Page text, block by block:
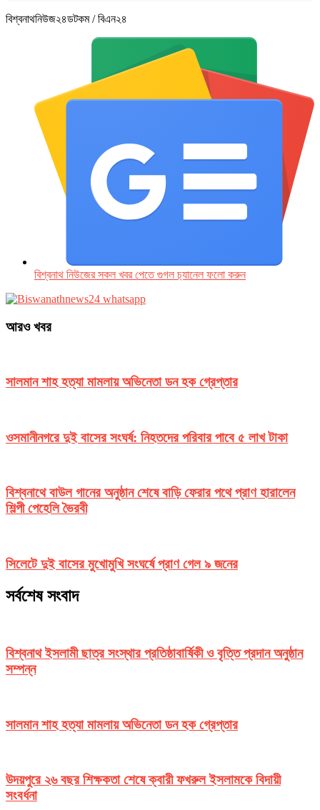
বিশ্বনাথনিউজ২৪ডটকম / বিএন২৪
বিশ্বনাথ নিউজের সকল খবর পেতে গুগল চ‌্যানেল ফলো করুন
আরও খবর
সালমান শাহ হত্যা মামলায় অভিনেতা ডন হক গ্রেপ্তার
ওসমানীনগরে দুই বাসের সংঘর্ষ: নিহতদের পরিবার পাবে ৫ লাখ টাকা
বিশ্বনাথে বাউল গানের অনুষ্ঠান শেষে বাড়ি ফেরার পথে প্রাণ হারালেন
শিল্পী পেহেলি ভৈরবী
সিলেটে দুই বাসের মুখোমুখি সংঘর্ষে প্রাণ গেল ৯ জনের
সর্বশেষ সংবাদ
বিশ্বনাথ ইসলামী ছাত্র সংস্থার প্রতিষ্ঠাবার্ষিকী ও বৃত্তি প্রদান অনুষ্ঠান
সম্পন্ন
সালমান শাহ হত্যা মামলায় অভিনেতা ডন হক গ্রেপ্তার
উদয়পুরে ২৬ বছর শিক্ষকতা শেষে ক্বারী ফখরুল ইসলামকে বিদায়ী
সংবর্ধনা